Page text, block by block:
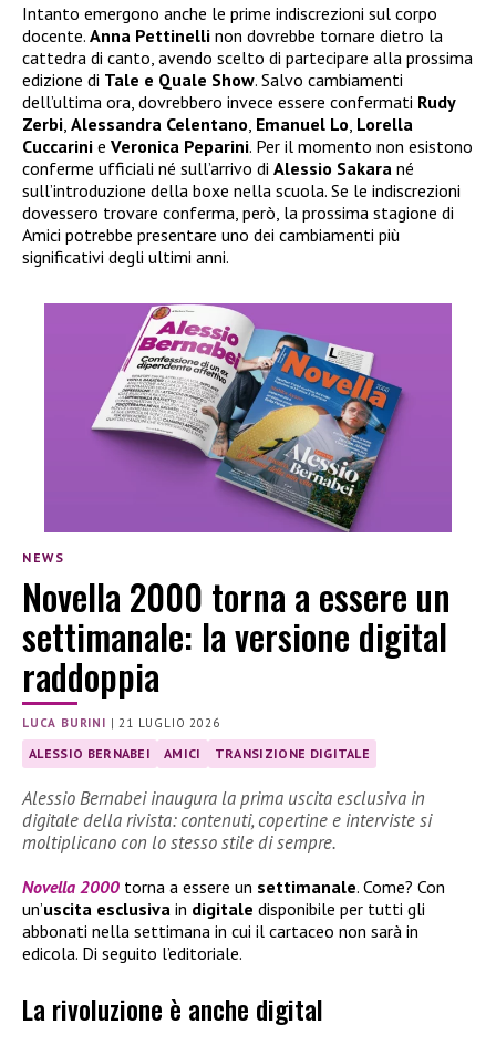
Intanto emergono anche le prime indiscrezioni sul corpo
docente. Anna Pettinelli non dovrebbe tornare dietro la
cattedra di canto, avendo scelto di partecipare alla prossima
edizione di Tale e Quale Show. Salvo cambiamenti
dell’ultima ora, dovrebbero invece essere confermati Rudy
Zerbi Alessandra Celentano Emanuel Lo Lorella
Cuccarini e Veronica Peparini. Per il momento non esistono
conferme ufficiali né sull’arrivo di Alessio Sakara né
sull’introduzione della boxe nella scuola. Se le indiscrezioni
dovessero trovare conferma, però, la prossima stagione di
Amici potrebbe presentare uno dei cambiamenti più
significativi degli ultimi anni.
NEWS
Novella 2000 torna a essere un
settimanale: la versione digital
raddoppia
LUCA BURINI |21 LUGLIO 2026
ALESSIO BERNABEI AMICI TRANSIZIONE DIGITALE
Alessio Bernabei inaugura la prima uscita esclusiva in
digitale della rivista: contenuti, copertine e interviste si
moltiplicano con lo stesso stile di sempre.
Novella 2000 torna a essere un settimanale. Come? Con
un’uscita esclusiva in digitale disponibile per tutti gli
abbonati nella settimana in cui il cartaceo non sarà in
edicola. Di seguito l’editoriale.
La rivoluzione è anche digital